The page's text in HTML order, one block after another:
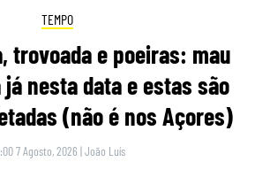
TEMPO
trovoada e poeiras: mau
nesta data e estas são
(não é nos Açores)
7 Agosto, 2026 |João Luís